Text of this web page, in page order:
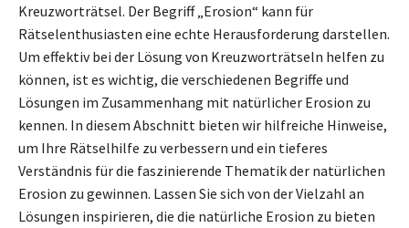
Kreuzworträtsel. Der Begriff „Erosion“ kann für
Rätselenthusiasten eine echte Herausforderung darstellen.
Um effektiv bei der Lösung von Kreuzworträtseln helfen zu
können, ist es wichtig, die verschiedenen Begriffe und
Lösungen im Zusammenhang mit natürlicher Erosion zu
kennen. In diesem Abschnitt bieten wir hilfreiche Hinweise,
um Ihre Rätselhilfe zu verbessern und ein tieferes
Verständnis für die faszinierende Thematik der natürlichen
Erosion zu gewinnen. Lassen Sie sich von der Vielzahl an
Lösungen inspirieren, die die natürliche Erosion zu bieten